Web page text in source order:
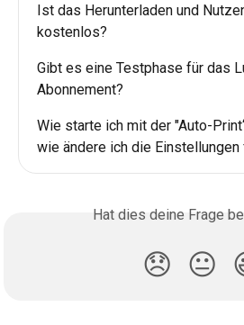
Ist das Herunterladen und
kostenlos?
Gibt es eine Testphase für das
Abonnement?
Wie starte ich mit der "Auto-
wie ändere ich die Einstellungen
Hat dies deine Frage
😞 😐